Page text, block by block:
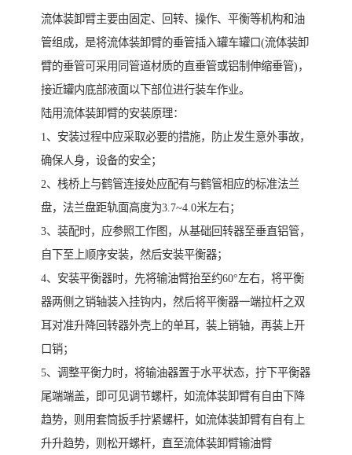
流体装卸臂主要由固定、回转、操作、平衡等机构和油
管组成，是将流体装卸臂的垂管插入罐车罐口(流体装卸
臂的垂管可采用同管道材质的直垂管或铝制伸缩垂管)，
接近罐内底部液面以下部位进行装车作业。
陆用流体装卸臂的安装原理：
1、安装过程中应采取必要的措施，防止发生意外事故，
确保人身，设备的安全；
2、栈桥上与鹤管连接处应配有与鹤管相应的标准法兰
盘，法兰盘距轨面高度为3.7~4.0米左右；
3、装配时，应参照工作图，从基础回转器至垂直铝管，
自下至上顺序安装，然后安装平衡器；
4、安装平衡器时，先将输油臂抬至约60°左右，将平衡
器两侧之销轴装入挂钩内，然后将平衡器一端拉杆之双
耳对准升降回转器外壳上的单耳，装上销轴，再装上开
口销；
5、调整平衡力时，将输油器置于水平状态，拧下平衡器
尾端端盖，即可见调节螺杆，如流体装卸臂有自由下降
趋势，则用套筒扳手拧紧螺杆，如流体装卸臂有自有上
升升趋势，则松开螺杆，直至流体装卸臂输油臂